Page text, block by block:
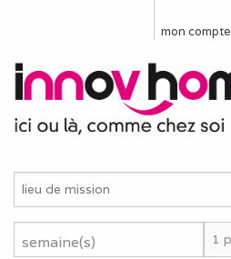
mon compte
semaine(s)